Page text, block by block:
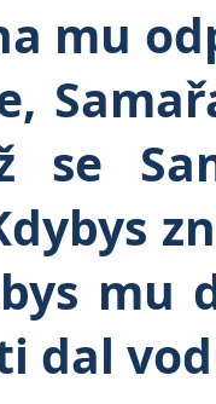
mu
se
mu
dal